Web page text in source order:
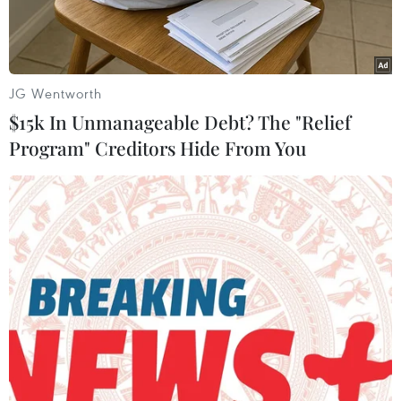
800 cỡ nhỏ chothị trường Ấn Độ.
Phát biểu tại cuộc họp báo, Giám đốc quản lý
của Maruti Suzuki Shinzo Nakanishicho hay với
rãi hơn, có mức tiêu thụnhiên liệu tiết kiệm tới
15% và lái tốt hơn trong điều kiện địa hình
thành phố.
Ông nói: “Mẫu Alto 800 hoàn toàn mới này là sự
bày tỏ lòng tri ân tới tất cảkhách hàng đặt lòng
tin sâu sắc vào mẫu xe này.”
Mẫu xe mới trên được sản xuất tại một nhà máy
ở Gurgaon, bang Haryana, miền BắcẤn Độ. Nó
sẽ có ba phiên bản động cơ xăng và ba phiên
JG Wentworth
$15k In Unmanageable Debt? The "Relief
Program" Creditors Hide From You